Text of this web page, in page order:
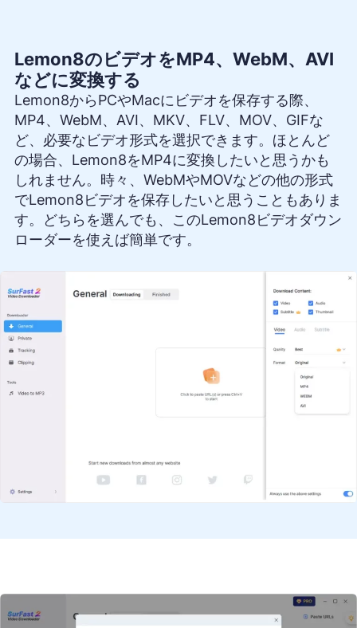
Lemon8のビデオをMP4、WebM、AVI
などに変換する
Lemon8からPCやMacにビデオを保存する際、
MP4、WebM、AVI、MKV、FLV、MOV、GIFな
ど、必要なビデオ形式を選択できます。ほとんど
の場合、Lemon8をMP4に変換したいと思うかも
しれません。時々、WebMやMOVなどの他の形式
でLemon8ビデオを保存したいと思うこともありま
す。どちらを選んでも、このLemon8ビデオダウン
ローダーを使えば簡単です。